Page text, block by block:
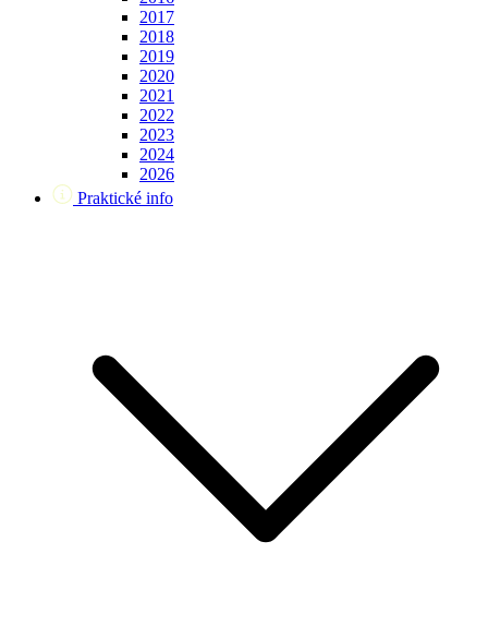
2017
2018
2019
2020
2021
2022
2023
2024
2026
Praktické info